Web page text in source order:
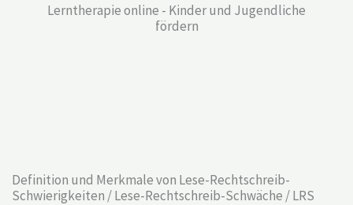
Lerntherapie online - Kinder und Jugendliche
fördern
Definition und Merkmale von Lese-Rechtschreib-
Schwierigkeiten / Lese-Rechtschreib-Schwäche / LRS